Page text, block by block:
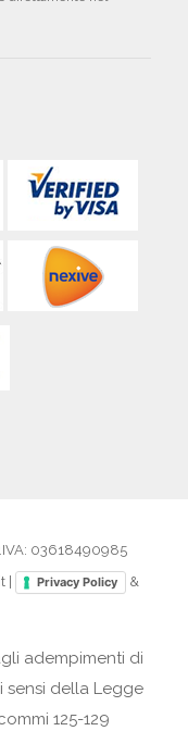
03618490985
|
Privacy Policy &
adempimenti di
sensi della Legge
125-129